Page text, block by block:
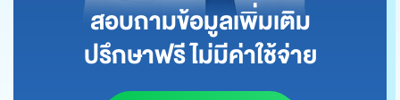
สอบถามข้อมูลเพิ่มเติม
ปรึกษาฟรี ไม่มีค่าใช้จ่าย